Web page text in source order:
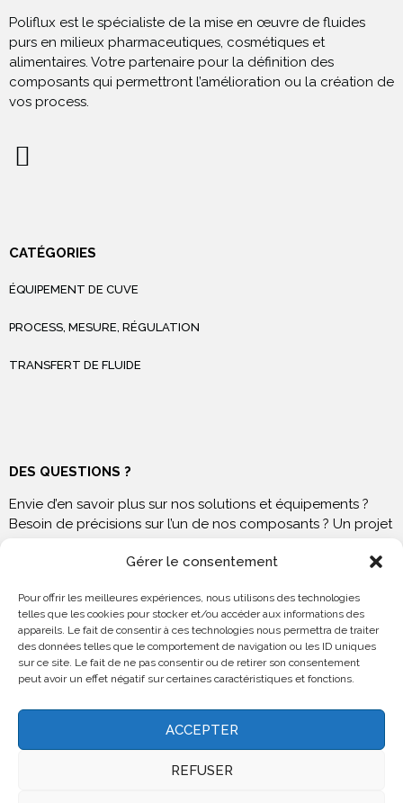
Gérer le consentement
Pour offrir les meilleures expériences, nous utilisons des technologies
telles que les cookies pour stocker et/ou accéder aux informations des
appareils. Le fait de consentir à ces technologies nous permettra de traiter
des données telles que le comportement de navigation ou les ID uniques
sur ce site. Le fait de ne pas consentir ou de retirer son consentement
peut avoir un effet négatif sur certaines caractéristiques et fonctions.
ACCEPTER
REFUSER
Poliflux est le spécialiste de la mise en œuvre de fluides
purs en milieux pharmaceutiques, cosmétiques et
alimentaires. Votre partenaire pour la définition des
composants qui permettront l’amélioration ou la création de
vos process.
CATÉGORIES
ÉQUIPEMENT DE CUVE
PROCESS, MESURE, RÉGULATION
TRANSFERT DE FLUIDE
DES QUESTIONS ?
Envie d’en savoir plus sur nos solutions et équipements ?
Besoin de précisions sur l’un de nos composants ? Un projet
NOUS RENDRE VISITE
69230 St Genis Laval
+33(0)4 72 67 07 40